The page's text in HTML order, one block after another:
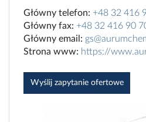
Główny telefon: +48 32 416
Główny fax: +48 32 416 90
Główny email:
Strona www: https://
Wyślij zapytanie ofertowe